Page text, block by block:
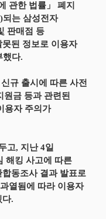
관한 법률」 폐지
되는 삼성전자
판매점 등
된 정보로 이용자
했다.
규 출시에 따른 사전
원금 등과 관련된
용자 주의가
고, 지난 4일
해킹 사고에 따른
동조사 결과 발표로
열됨에 따라 이용자
다.